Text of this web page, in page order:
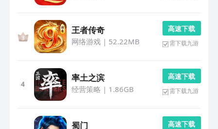
王者传奇
网络游戏| 52.22MB
高 速 下 载
需下载九游
4
率土之滨
经营策略 | 1.86GB
高 速 下 载
需下载九游
蜀门 高 速 下 载